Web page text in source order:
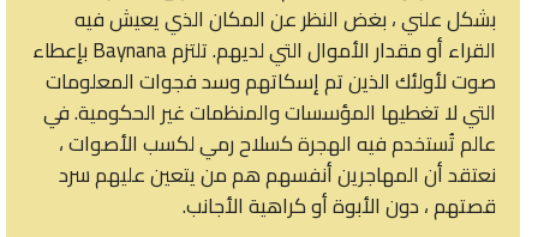
بشكل علني ، بغض النظر عن المكان الذي يعيش فيه
القراء أو مقدار الأموال التي لديهم. تلتزم Baynana بإعطاء
صوت لأولئك الذين تم إسكاتهم وسد فجوات المعلومات
التي لا تغطيها المؤسسات والمنظمات غير الحكومية. في
عالم تُستخدم فيه الهجرة كسلاح رمي لكسب الأصوات ،
نعتقد أن المهاجرين أنفسهم هم من يتعين عليهم سرد
قصتهم ، دون الأبوة أو كراهية الأجانب.